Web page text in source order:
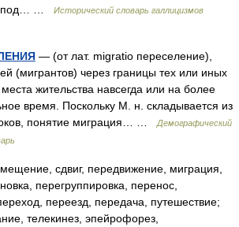
под… …
Исторический словарь галлицизмов
— (от лат. migratio переселение),
(мигрантов) через границы тех или иных
жительства навсегда или на более
время. Поскольку М. н. складывается из
понятие миграция… …
Демографический
сдвиг, передвижение, миграция,
перегруппировка, перенос,
переезд, передача, путешествие;
телекинез, эпейрофорез,